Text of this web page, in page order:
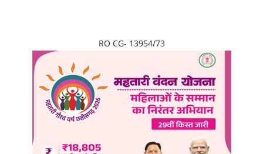
RO CG- 13954/73